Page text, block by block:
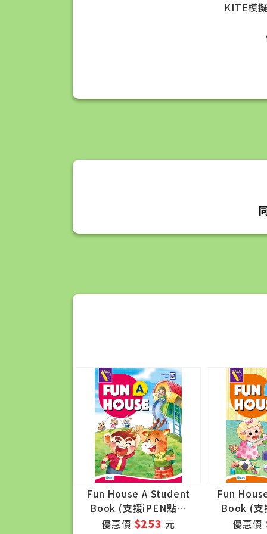
KITE模
Fun House A Student
Book (支援iPEN點讀
筆)
優惠價 $253 元
Fun
Book (支
優惠價